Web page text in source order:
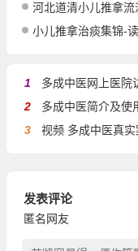
河北道清小儿推拿
小儿推拿治痰集锦-
1
多成中医网上医院
2
多成中医简介及
3
视频 多成中医真
发表评论
匿名网友